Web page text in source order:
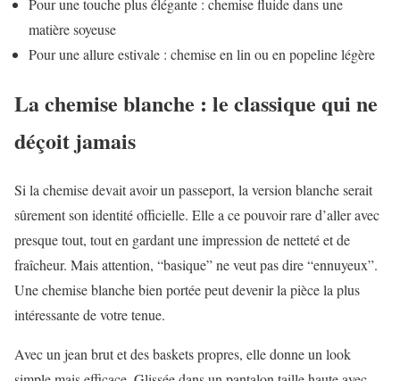
Pour une touche plus élégante : chemise fluide dans une
matière soyeuse
Pour une allure estivale : chemise en lin ou en popeline légère
La chemise blanche : le classique qui ne
déçoit jamais
Si la chemise devait avoir un passeport, la version blanche serait
sûrement son identité officielle. Elle a ce pouvoir rare d’aller avec
presque tout, tout en gardant une impression de netteté et de
fraîcheur. Mais attention, “basique” ne veut pas dire “ennuyeux”.
Une chemise blanche bien portée peut devenir la pièce la plus
intéressante de votre tenue.
Avec un jean brut et des baskets propres, elle donne un look